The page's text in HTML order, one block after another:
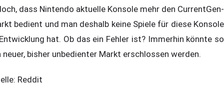
dass Nintendo aktuelle Konsole mehr den CurrentGen-
bedient und man deshalb keine Spiele für diese Konsole
hat. Ob das ein Fehler ist? Immerhin könnte so
neuer, bisher unbedienter Markt erschlossen werden.
Reddit